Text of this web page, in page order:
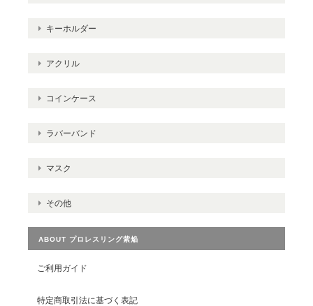
キーホルダー
アクリル
コインケース
ラバーバンド
マスク
その他
ABOUT プロレスリング紫焔
ご利用ガイド
特定商取引法に基づく表記